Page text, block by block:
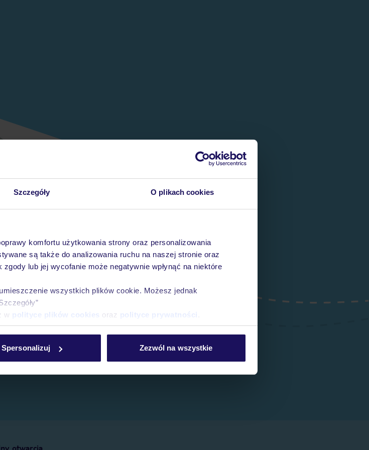
Szczegóły O plikach cookies
komfortu użytkowania strony oraz personalizowania
są także do analizowania ruchu na naszej stronie oraz
lub jej wycofanie może negatywnie wpłynąć na niektóre
wszystkich plików cookie. Możesz jednak
w polityce plików cookies oraz polityce prywatności
Spersonalizuj Zezwól na wszystkie
otwarcia